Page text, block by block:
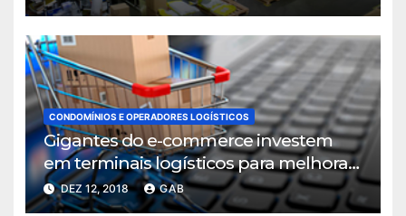
CONDOMÍNIOS E OPERADORES LOGÍSTICOS
Gigantes do e-commerce investem
em terminais logísticos para melhorar
ritmo de entregas
DEZ 12, 2018 GAB